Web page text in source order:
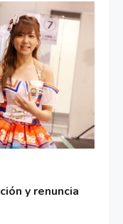
y renuncia